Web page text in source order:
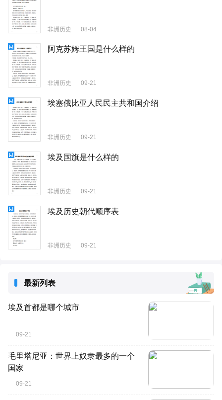
非洲历史 08-04
阿克苏姆王国是什么样的
非洲历史 09-21
埃塞俄比亚人民民主共和国介绍
非洲历史 09-21
埃及国旗是什么样的
非洲历史 09-21
埃及历史朝代顺序表
非洲历史 09-21
最新列表
埃及首都是哪个城市
09-21
毛里塔尼亚：世界上奴隶最多的一个
国家
09-21